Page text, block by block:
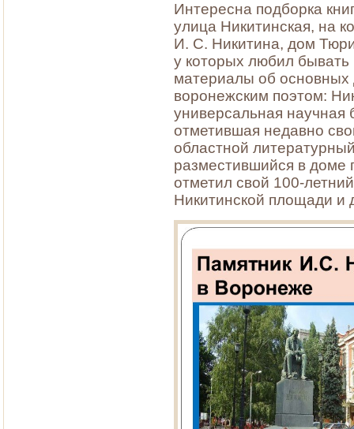
Интересна подборка
улица Никитинская, на
И. С. Никитина, дом
у которых любил
материалы об основных
воронежским поэтом:
универсальная
отметившая недавно
областной
разместившийся в доме
отметил свой 100-
Никитинской площади и